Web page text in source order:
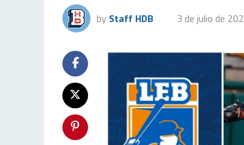
by Staff HDB 3 de julio de